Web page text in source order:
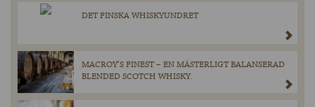
DET FINSKA WHISKYUNDRET
MACROY’S FINEST – EN MÄSTERLIGT BALANSERAD
BLENDED SCOTCH WHISKY.